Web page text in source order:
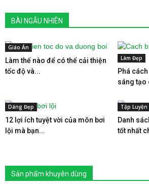
BÀI NGẪU NHIÊN
Giáo Án
Làm thế nào để có thể cải thiện
tốc độ và...
Làm Đẹp
Phá
sáng tạo
Dáng Đẹp
12 lợi ích tuyệt vời của môn bơi
lội mà bạn...
Tập Luyện
Danh
tốt nhất
Sản phẩm khuyên dùng